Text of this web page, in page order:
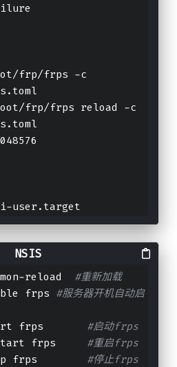
frp/frps -c
frp/frps reload -c
user.target
reload #重新加载
frps #服务器开机自动启
frps #启动frps
frps #重启frps
frps #停止frps